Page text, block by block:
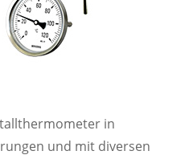
in
und mit diversen